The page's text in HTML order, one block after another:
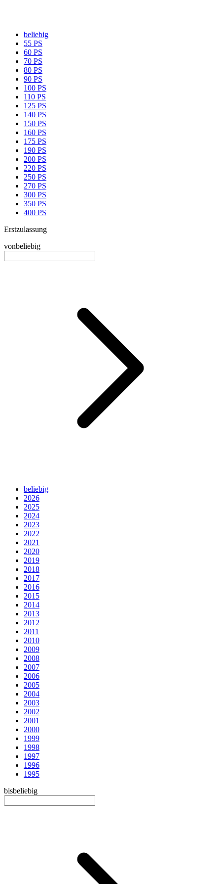
beliebig
55 PS
60 PS
70 PS
80 PS
90 PS
100 PS
110 PS
125 PS
140 PS
150 PS
160 PS
175 PS
190 PS
200 PS
220 PS
250 PS
270 PS
300 PS
350 PS
400 PS
Erstzulassung
vonbeliebig
beliebig
2026
2025
2024
2023
2022
2021
2020
2019
2018
2017
2016
2015
2014
2013
2012
2011
2010
2009
2008
2007
2006
2005
2004
2003
2002
2001
2000
1999
1998
1997
1996
1995
bisbeliebig